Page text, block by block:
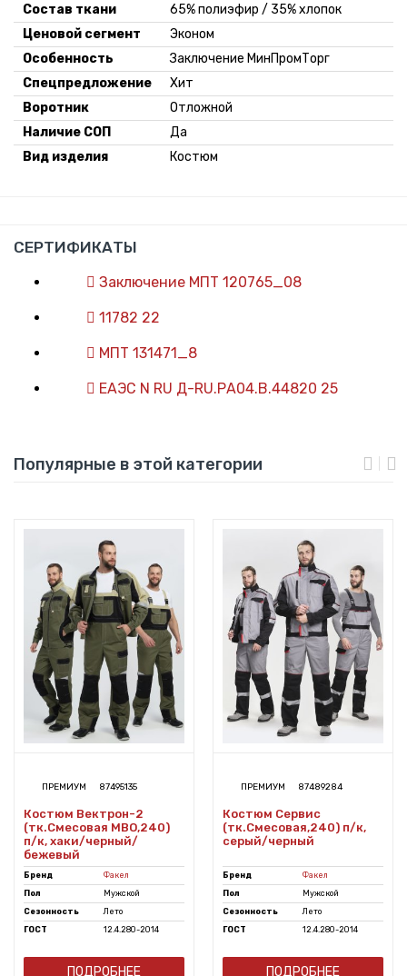
Состав ткани
65% полиэфир / 35% хлопок
Ценовой сегмент
Эконом
Особенность
Заключение МинПромТорг
Спецпредложение
Хит
Воротник
Отложной
Наличие СОП
Да
Вид изделия
Костюм
СЕРТИФИКАТЫ
Заключение МПТ 120765_08
11782 22
МПТ 131471_8
ЕАЭС N RU Д-RU.РА04.В.44820 25
Популярные в этой категории
ПРЕМИУМ 87495135
Костюм Вектрон-2
(тк.Смесовая МВО,240)
п/к, хаки/черный/
бежевый
Бренд
Факел
Пол
Мужской
Сезонность
Лето
ГОСТ
12.4.280-2014
ПОДРОБНЕЕ
ПРЕМИУМ 87489284
Костюм Сервис
(тк.Смесовая,240) п/к,
серый/черный
Бренд
Факел
Пол
Мужской
Сезонность
Лето
ГОСТ
12.4.280-2014
ПОДРОБНЕЕ